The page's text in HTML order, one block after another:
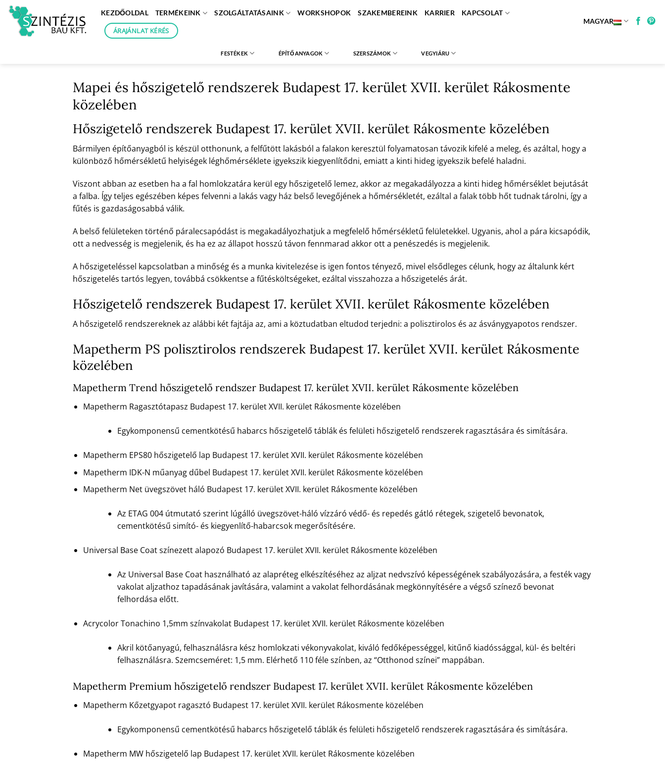
Skip
content
KEZDŐOLDAL TERMÉKEINK SZOLGÁLTATÁSAINK WORKSHOPOK SZAKEMBEREINK KARRIER KAPCSOLAT
ÁRAJÁNLAT KÉRÉS
MAGYAR
FESTÉKEK ÉPÍTŐANYAGOK SZERSZÁMOK VEGYIÁRU
Mapei és hőszigetelő rendszerek Budapest 17. kerület XVII. kerület Rákosmente
közelében
Hőszigetelő rendszerek Budapest 17. kerület XVII. kerület Rákosmente közelében
Bármilyen építőanyagból is készül otthonunk, a felfűtött lakásból a falakon keresztül folyamatosan távozik kifelé a meleg, és azáltal, hogy a
különböző hőmérsékletű helyiségek léghőmérséklete igyekszik kiegyenlítődni, emiatt a kinti hideg igyekszik befelé haladni.
Viszont abban az esetben ha a fal homlokzatára kerül egy hőszigetelő lemez, akkor az megakadályozza a kinti hideg hőmérséklet bejutását
a falba. Így teljes egészében képes felvenni a lakás vagy ház belső levegőjének a hőmérsékletét, ezáltal a falak több hőt tudnak tárolni, így a
fűtés is gazdaságosabbá válik.
A belső felületeken történő páralecsapódást is megakadályozhatjuk a megfelelő hőmérsékletű felületekkel. Ugyanis, ahol a pára kicsapódik,
ott a nedvesség is megjelenik, és ha ez az állapot hosszú távon fennmarad akkor ott a penészedés is megjelenik.
A hőszigeteléssel kapcsolatban a minőség és a munka kivitelezése is igen fontos tényező, mivel elsődleges célunk, hogy az általunk kért
hőszigetelés tartós legyen, továbbá csökkentse a fűtésköltségeket, ezáltal visszahozza a hőszigetelés árát.
Hőszigetelő rendszerek Budapest 17. kerület XVII. kerület Rákosmente közelében
A hőszigetelő rendszereknek az alábbi két fajtája az, ami a köztudatban eltudod terjedni: a polisztirolos és az ásványgyapotos rendszer.
Mapetherm PS polisztirolos rendszerek Budapest 17. kerület XVII. kerület Rákosmente
közelében
Mapetherm Trend hőszigetelő rendszer Budapest 17. kerület XVII. kerület Rákosmente közelében
Mapetherm Ragasztótapasz Budapest 17. kerület XVII. kerület Rákosmente közelében
Egykomponensű cementkötésű habarcs hőszigetelő táblák és felületi hőszigetelő rendszerek ragasztására és simítására.
Mapetherm EPS80 hőszigetelő lap Budapest 17. kerület XVII. kerület Rákosmente közelében
Mapetherm IDK-N műanyag dűbel Budapest 17. kerület XVII. kerület Rákosmente közelében
Mapetherm Net üvegszövet háló Budapest 17. kerület XVII. kerület Rákosmente közelében
Az ETAG 004 útmutató szerint lúgálló üvegszövet-háló vízzáró védő- és repedés gátló rétegek, szigetelő bevonatok,
cementkötésű simító- és kiegyenlítő-habarcsok megerősítésére.
Universal Base Coat színezett alapozó Budapest 17. kerület XVII. kerület Rákosmente közelében
Az Universal Base Coat használható az alapréteg elkészítéséhez az aljzat nedvszívó képességének szabályozására, a festék vagy
vakolat aljzathoz tapadásának javítására, valamint a vakolat felhordásának megkönnyítésére a végső színező bevonat
felhordása előtt.
Acrycolor Tonachino 1,5mm színvakolat Budapest 17. kerület XVII. kerület Rákosmente közelében
Akril kötőanyagú, felhasználásra kész homlokzati vékonyvakolat, kiváló fedőképességgel, kitűnő kiadóssággal, kül- és beltéri
felhasználásra. Szemcseméret: 1,5 mm. Elérhető 110 féle színben, az “Otthonod színei” mappában.
Mapetherm Premium hőszigetelő rendszer Budapest 17. kerület XVII. kerület Rákosmente közelében
Mapetherm Kőzetgyapot ragasztó Budapest 17. kerület XVII. kerület Rákosmente közelében
Egykomponensű cementkötésű habarcs hőszigetelő táblák és felületi hőszigetelő rendszerek ragasztására és simítására.
Mapetherm MW hőszigetelő lap Budapest 17. kerület XVII. kerület Rákosmente közelében